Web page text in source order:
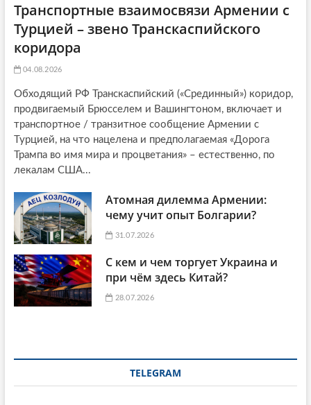
Транспортные взаимосвязи Армении с
Турцией – звено Транскаспийского
коридора
04.08.2026
Обходящий РФ Транскаспийский («Срединный») коридор,
продвигаемый Брюсселем и Вашингтоном, включает и
транспортное / транзитное сообщение Армении с
Турцией, на что нацелена и предполагаемая «Дорога
Трампа во имя мира и процветания» – естественно, по
лекалам США...
Атомная дилемма Армении:
чему учит опыт Болгарии?
31.07.2026
С кем и чем торгует Украина и
при чём здесь Китай?
28.07.2026
TELEGRAM